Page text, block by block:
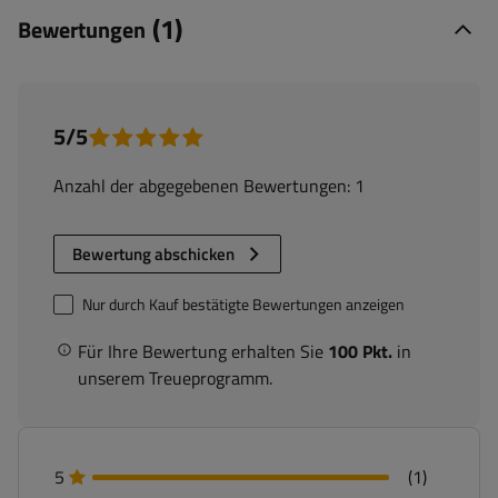
Bewertungen (1)
5/5
Anzahl der abgegebenen Bewertungen: 1
Bewertung abschicken
Für Ihre Bewertung erhalten Sie 100 Pkt. in
unserem Treueprogramm.
Nur durch Kauf bestätigte Bewertungen anzeigen
5 (1)